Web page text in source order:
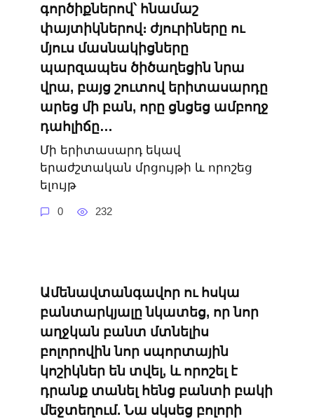
գործիքներով՝ հնամաշ
փայտիկներով։ ժյուրիները ու
մյուս մասնակիցները
պարզապես ծիծաղեցին նրա
վրա, բայց շուտով երիտասարդը
արեց մի բան, որը ցնցեց ամբողջ
դահլիճը…
Մի երիտասարդ եկավ
երաժշտական ​​մրցույթի և որոշեց
ելույթ
0 232
Ամենավտանգավոր ու հսկա
բանտարկյալը նկատեց, որ նոր
աղջկան բանտ մտնելիս
բոլորովին նոր սպորտային
կոշիկներ են տվել, և որոշել է
դրանք տանել հենց բանտի բակի
մեջտեղում. Նա սկսեց բոլորի